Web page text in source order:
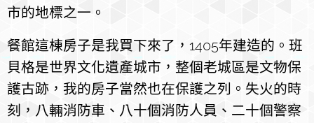
市的地標之一。
餐館這棟房子是我買下來了，1405年建造的。班
貝格是世界文化遺產城市，整個老城區是文物保
護古跡，我的房子當然也在保護之列。失火的時
刻，八輛消防車、八十個消防人員、二十個警察